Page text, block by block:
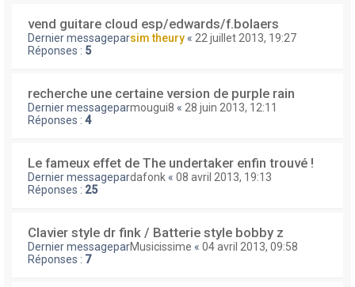
vend guitare cloud esp/edwards/f.bolaers
Dernier messageparsim theury « 22 juillet 2013, 19:27
Réponses : 5
recherche une certaine version de purple rain
Dernier messageparmougui8 « 28 juin 2013, 12:11
Réponses : 4
Le fameux effet de The undertaker enfin trouvé !
Dernier messagepardafonk « 08 avril 2013, 19:13
Réponses : 25
Clavier style dr fink / Batterie style bobby z
Dernier messageparMusicissime « 04 avril 2013, 09:58
Réponses : 7